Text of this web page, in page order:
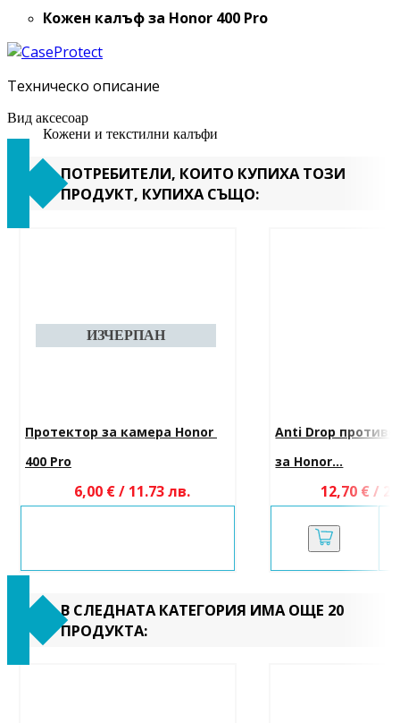
Кожен калъф за Honor 400 Pro
Техническо описание
Вид аксесоар
Кожени и текстилни калъфи
ПОТРЕБИТЕЛИ, КОИТО КУПИХА ТОЗИ
ПРОДУКТ, КУПИХА СЪЩО:
Протектор за камера Honor
400 Pro
6,00 € / 11.73 лв.
Anti Drop
за Honor...
12,70 € /
В СЛЕДНАТА КАТЕГОРИЯ ИМА ОЩЕ 20
ПРОДУКТА: